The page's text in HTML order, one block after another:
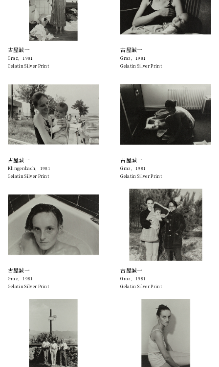
古屋誠一
Graz，1981
Gelatin Silver Print
古屋誠一
Graz，1981
Gelatin Silver Print
古屋誠一
Klingenbach，1981
Gelatin Silver Print
古屋誠一
Graz，1981
Gelatin Silver Print
古屋誠一
Graz，1981
Gelatin Silver Print
古屋誠一
Graz，1981
Gelatin Silver Print